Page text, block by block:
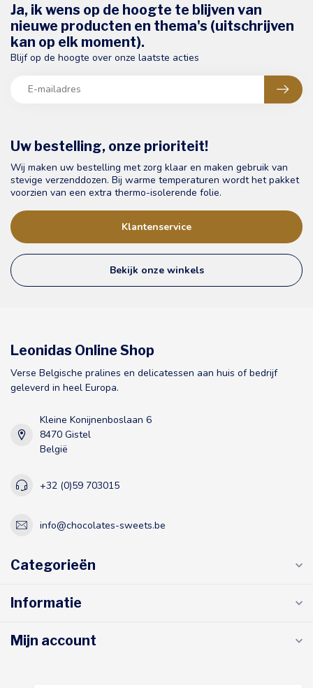
Uw bestelling, onze prioriteit!
Wij maken uw bestelling met zorg klaar en maken gebruik van
stevige verzenddozen. Bij warme temperaturen wordt het pakket
voorzien van een extra thermo-isolerende folie.
Klantenservice
Bekijk onze winkels
Ja, ik wens op de hoogte te blijven van
nieuwe producten en thema's (uitschrijven
kan op elk moment).
Blijf op de hoogte over onze laatste acties
Leonidas Online Shop
Verse Belgische pralines en delicatessen aan huis of bedrijf
geleverd in heel Europa.
Kleine Konijnenboslaan 6
8470 Gistel
België
+32 (0)59 703015
info@chocolates-sweets.be
Categorieën
Informatie
Mijn account